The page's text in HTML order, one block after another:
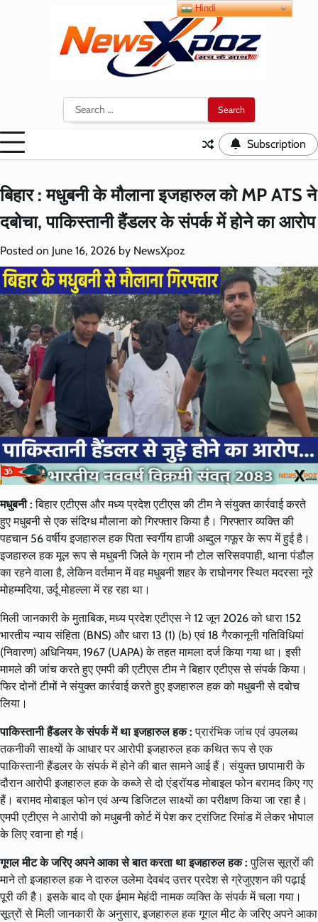
Search
for:
Subscription
बिहार : मधुबनी के मौलाना इजहारुल को MP ATS ने
दबोचा, पाकिस्तानी हैंडलर के संपर्क में होने का आरोप
Posted on June 16, 2026 by NewsXpoz
मधुबनी :बिहार एटीएस और मध्य प्रदेश एटीएस की टीम ने संयुक्त कार्रवाई करते
हुए मधुबनी से एक संदिग्ध मौलाना को गिरफ्तार किया है। गिरफ्तार व्यक्ति की
पहचान 56 वर्षीय इजहारुल हक पिता स्वर्गीय हाजी अब्दुल गफूर के रूप में हुई है।
इजहारुल हक मूल रूप से मधुबनी जिले के ग्राम नौ टोल सरिसवपाही, थाना पंडौल
का रहने वाला है, लेकिन वर्तमान में वह मधुबनी शहर के राघोनगर स्थित मदरसा नूरे
मोहम्मदिया, उर्दू मोहल्ला में रह रहा था।
मिली जानकारी के मुताबिक, मध्य प्रदेश एटीएस ने 12 जून 2026 को धारा 152
भारतीय न्याय संहिता (BNS) और धारा 13 (1) (b) एवं 18 गैरकानूनी गतिविधियां
(निवारण) अधिनियम, 1967 (UAPA) के तहत मामला दर्ज किया गया था। इसी
मामले की जांच करते हुए एमपी की एटीएस टीम ने बिहार एटीएस से संपर्क किया।
फिर दोनों टीमों ने संयुक्त कार्रवाई करते हुए इजहारुल हक को मधुबनी से दबोच
लिया।
पाकिस्तानी हैंडलर के संपर्क में था इजहारुल हक :प्रारंभिक जांच एवं उपलब्ध
तकनीकी साक्ष्यों के आधार पर आरोपी इजहारुल हक कथित रूप से एक
पाकिस्तानी हैंडलर के संपर्क में होने की बात सामने आई हैं। संयुक्त छापामारी के
दौरान आरोपी इजहारुल हक के कब्जे से दो एंड्रॉयड मोबाइल फोन बरामद किए गए
हैं। बरामद मोबाइल फोन एवं अन्य डिजिटल साक्ष्यों का परीक्षण किया जा रहा है।
एमपी एटीएस ने आरोपी को मधुबनी कोर्ट में पेश कर ट्रांजिट रिमांड में लेकर भोपाल
के लिए रवाना हो गई।
गूगल मीट के जरिए अपने आका से बात करता था इजहारुल हक : पुलिस सूत्रों की
माने तो इजहारुल हक ने दारुल उलेमा देवबंद उत्तर प्रदेश से ग्रेजुएशन की पढ़ाई
पूरी की है। इसके बाद वो एक ईमाम मेहंदी नामक व्यक्ति के संपर्क में चला गया।
सूत्रों से मिली जानकारी के अनुसार, इजहारुल हक गूगल मीट के जरिए अपने आका
Hindi